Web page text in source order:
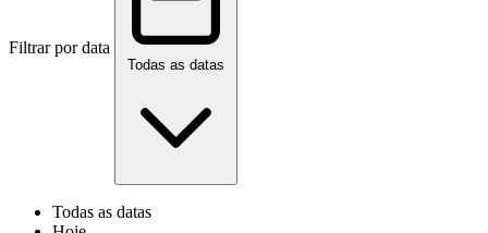
Filtrar por data
Todas as datas
Todas as datas